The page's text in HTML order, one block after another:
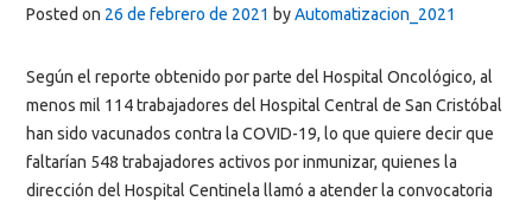
Posted on 26 de febrero de 2021 byAutomatizacion_2021
Según el reporte obtenido por parte del Hospital Oncológico, al
menos mil 114 trabajadores del Hospital Central de San Cristóbal
han sido vacunados contra la COVID-19, lo que quiere decir que
faltarían 548 trabajadores activos por inmunizar, quienes la
dirección del Hospital Centinela llamó a atender la convocatoria